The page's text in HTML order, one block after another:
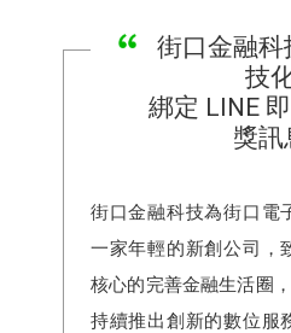
街口金融科
技
綁定 LINE
獎訊
街口金融科技為街口電
一家年輕的新創公司，
核心的完善金融生活圈
持續推出創新的數位服